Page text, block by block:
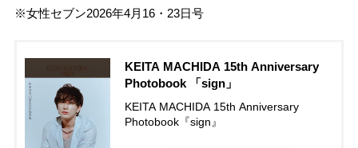
※女性セブン2026年4月16・23日号
KEITA MACHIDA 15th Anniversary
Photobook 「sign」
KEITA MACHIDA 15th Anniversary
Photobook『sign』